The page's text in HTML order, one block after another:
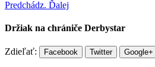
Predchádz. Ďalej
Držiak na chrániče Derbystar
Zdieľať: Facebook Twitter Google+